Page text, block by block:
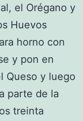
el Orégano y
Huevos
horno con
y pon en
Queso y luego
parte de la
treinta